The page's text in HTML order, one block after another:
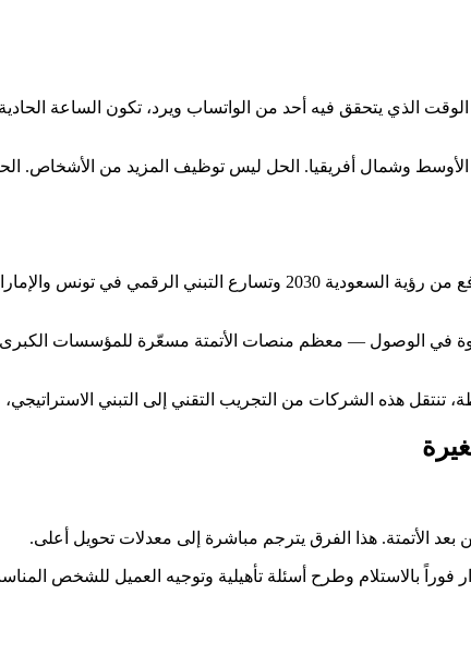
الذي يتحقق فيه أحد من الواتساب ويرد، تكون الساعة
وشمال أفريقيا. الحل ليس توظيف المزيد من الأشخاص.
الشرق الأوسط وشمال أفريقيا من أسرع الأسواق الرقمية نمواً في العالم،
في الوصول — معظم منصات الأتمتة مسعّرة للمؤسسات
فوراً بالاستلام وطرح أسئلة تأهيلية وتوجيه العميل للشخص